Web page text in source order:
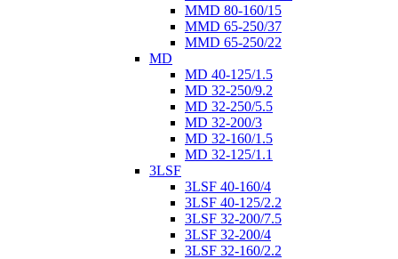
MMD 80-160/15
MMD 65-250/37
MMD 65-250/22
MD
MD 40-125/1.5
MD 32-250/9.2
MD 32-250/5.5
MD 32-200/3
MD 32-160/1.5
MD 32-125/1.1
3LSF
3LSF 40-160/4
3LSF 40-125/2.2
3LSF 32-200/7.5
3LSF 32-200/4
3LSF 32-160/2.2